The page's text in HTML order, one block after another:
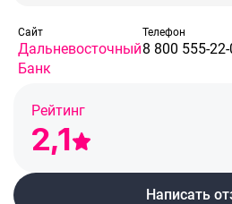
Cайт
Дальневосточный
Банк
Телефон
8 800 555-
Рейтинг
2,1
Написать